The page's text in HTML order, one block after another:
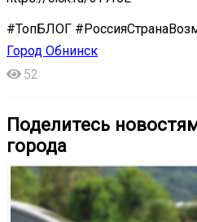
#ТопБЛОГ
Город Обнинск
52
Поделитесь
города